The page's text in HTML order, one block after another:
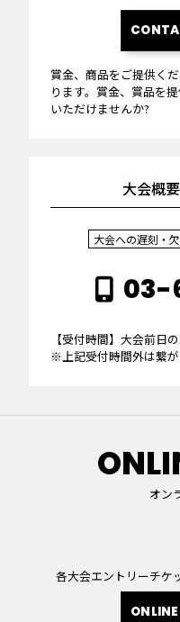
賞金、商品をご提供く
ります。賞金、賞品を
いただけませんか?
大会概
大会への遅刻・
03-
【受付時間】大会前日
※上記受付時間外は繋が
オン
各大会エントリーチケ